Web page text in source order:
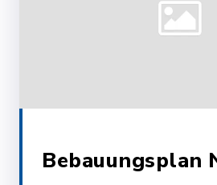
Bebauungsplan